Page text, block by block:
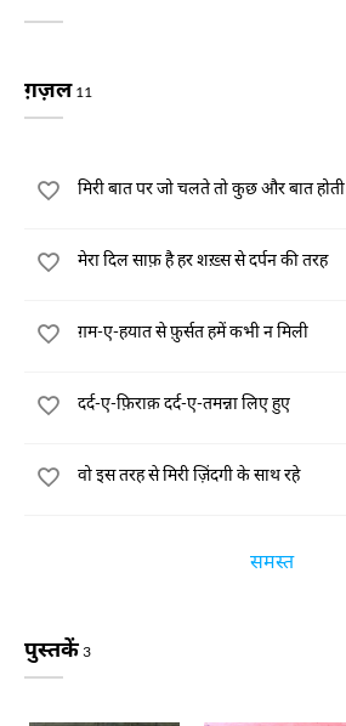
ग़ज़ल 11
मिरी बात पर जो चलते तो कुछ और बात होती
मेरा दिल साफ़ है हर शख़्स से दर्पन की तरह
ग़म-ए-हयात से फ़ुर्सत हमें कभी न मिली
दर्द-ए-फ़िराक़ दर्द-ए-तमन्ना लिए हुए
वो इस तरह से मिरी ज़िंदगी के साथ रहे
समस्त
पुस्तकें 3